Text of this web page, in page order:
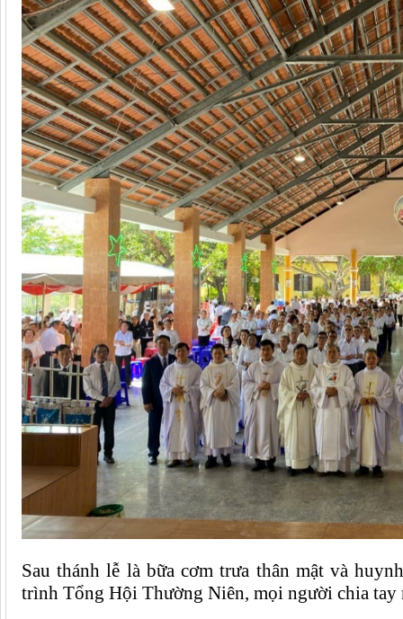
Sau thánh lễ là bữa cơm trưa thân mật và
trình Tổng Hội Thường Niên, mọi người chia tay